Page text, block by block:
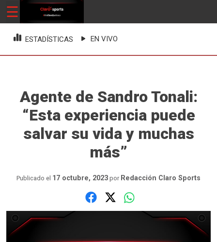
Skip
☰
ClaroSports
Más Claro que nunca
ESTADÍSTICAS EN VIVO
Agente de Sandro Tonali:
“Esta experiencia puede
salvar su vida y muchas
más”
Publicado el 17 octubre, 2023 por Redacción Claro Sports